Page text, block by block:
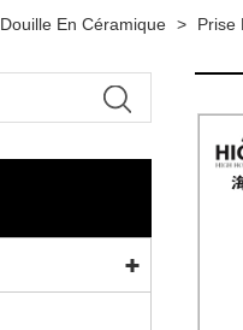
Douille En Céramique > Prise